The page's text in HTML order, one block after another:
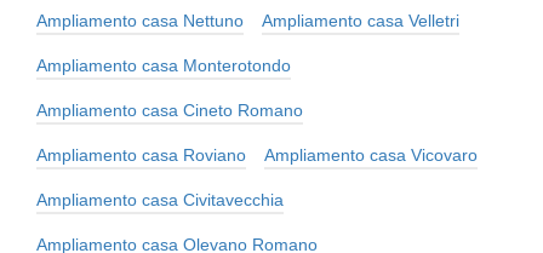
Ampliamento casa Nettuno Ampliamento casa Velletri
Ampliamento casa Monterotondo
Ampliamento casa Cineto Romano
Ampliamento casa Roviano Ampliamento casa Vicovaro
Ampliamento casa Civitavecchia
Ampliamento casa Olevano Romano